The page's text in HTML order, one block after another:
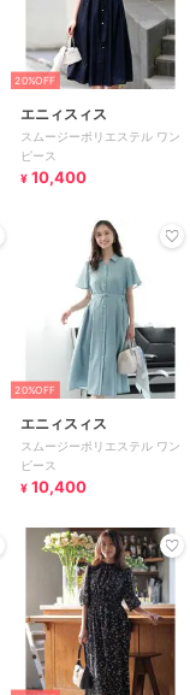
20%OFF
エニィスィス
スムージーポリエステル ワン
ピース
¥ 10,400
20%OFF
エニィスィス
スムージーポリエステル ワン
ピース
¥ 10,400